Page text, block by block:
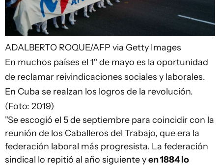
ADALBERTO ROQUE/AFP via Getty Images
En muchos países el 1° de mayo es la oportunidad
de reclamar reivindicaciones sociales y laborales.
En Cuba se realzan los logros de la revolución.
(Foto: 2019)
"Se escogió el 5 de septiembre para coincidir con la
reunión de los Caballeros del Trabajo, que era la
federación laboral más progresista. La federación
sindical lo repitió al año siguiente yen 1884 lo